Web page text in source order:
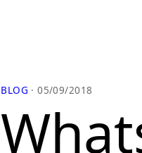
BLOG · 05/09/2018